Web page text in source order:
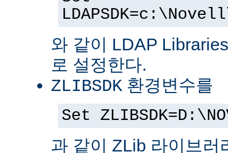
와 같이 LDAP
로 설정한다.
ZLIBSDK 환경변수를
Set
과 같이 ZLib 라이브러